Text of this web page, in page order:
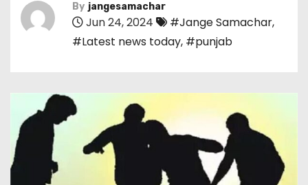
By jangesamachar
Jun 24, 2024 #Jange Samachar,
#Latest news today, #punjab